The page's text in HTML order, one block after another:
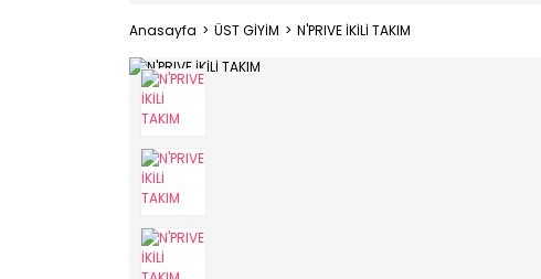
Anasayfa ÜST GİYİM N'PRIVE İKİLİ TAKIM